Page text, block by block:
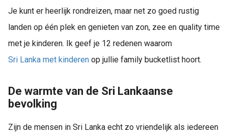
Je kunt er heerlijk rondreizen, maar net zo goed rustig
landen op één plek en genieten van zon, zee en quality time
met je kinderen. Ik geef je 12 redenen waarom
Sri Lanka met kinderen op jullie family bucketlist hoort.
De warmte van de Sri Lankaanse
bevolking
Zijn de mensen in Sri Lanka echt zo vriendelijk als iedereen